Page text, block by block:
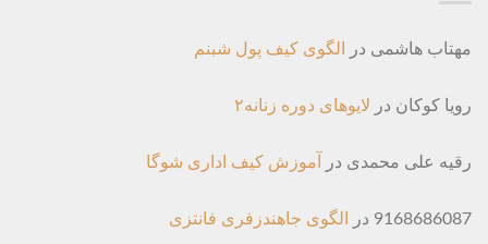
مهتاب هاشمی در الگوی کیف پول شبنم
رویا کوکان در لایوهای دوره زنانه۲
رقیه علی محمدی در آموزش کیف اداری شوگا
9168686087 در الگوی جاهندزفری فانتزی